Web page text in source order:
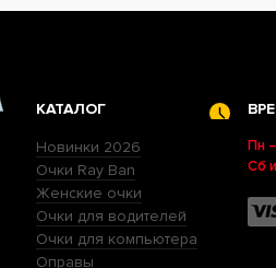
КАТАЛОГ
Новинки 2026
Очки Ray Ban
Женские очки
Очки для водителей
Очки для компьютера
Оправы
Пн
Сб